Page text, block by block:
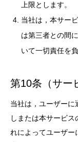
上限とします。
当社は，本サー
は第三者との間
いて一切責任を
第10条（サー
当社は，ユーザーに
しまたは本サービ
れによってユーザー